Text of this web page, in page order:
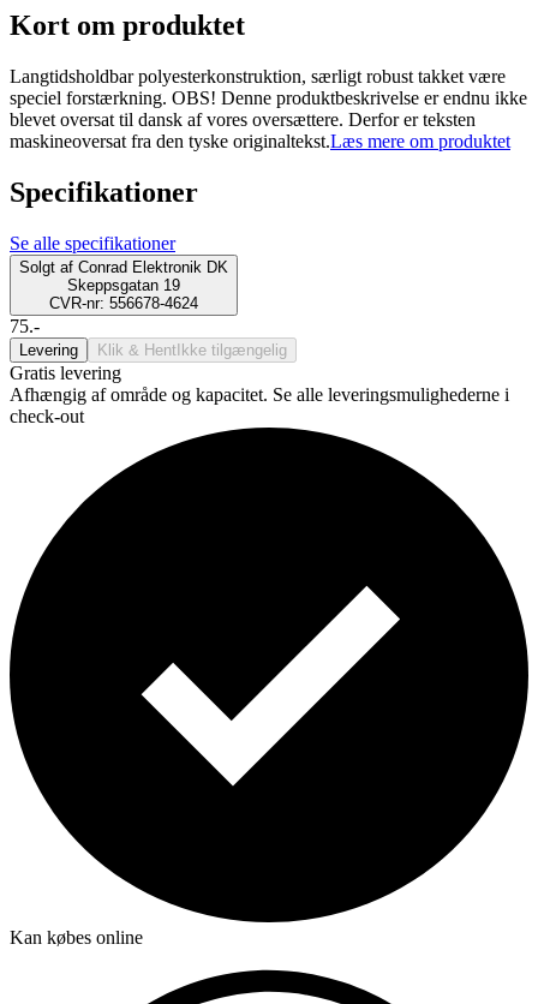
Kort om produktet
Langtidsholdbar polyesterkonstruktion, særligt robust takket være
speciel forstærkning. OBS! Denne produktbeskrivelse er endnu ikke
blevet oversat til dansk af vores oversættere. Derfor er teksten
maskineoversat fra den tyske originaltekst.Læs mere om produktet
Specifikationer
Se alle specifikationer
Solgt af Conrad Elektronik DK
Skeppsgatan 19
CVR-nr: 556678-4624
75.-
Levering Klik & Hent Ikke tilgængelig
Gratis levering
Afhængig af område og kapacitet. Se alle leveringsmulighederne i
check-out
Kan købes online